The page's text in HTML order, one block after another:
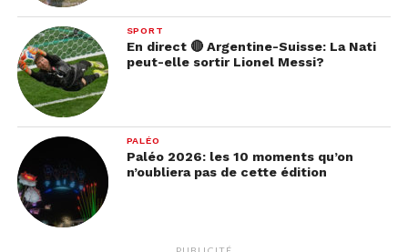
SPORT
En direct 🔴 Argentine-Suisse: La Nati
peut-elle sortir Lionel Messi?
PALÉO
Paléo 2026: les 10 moments qu’on
n’oubliera pas de cette édition